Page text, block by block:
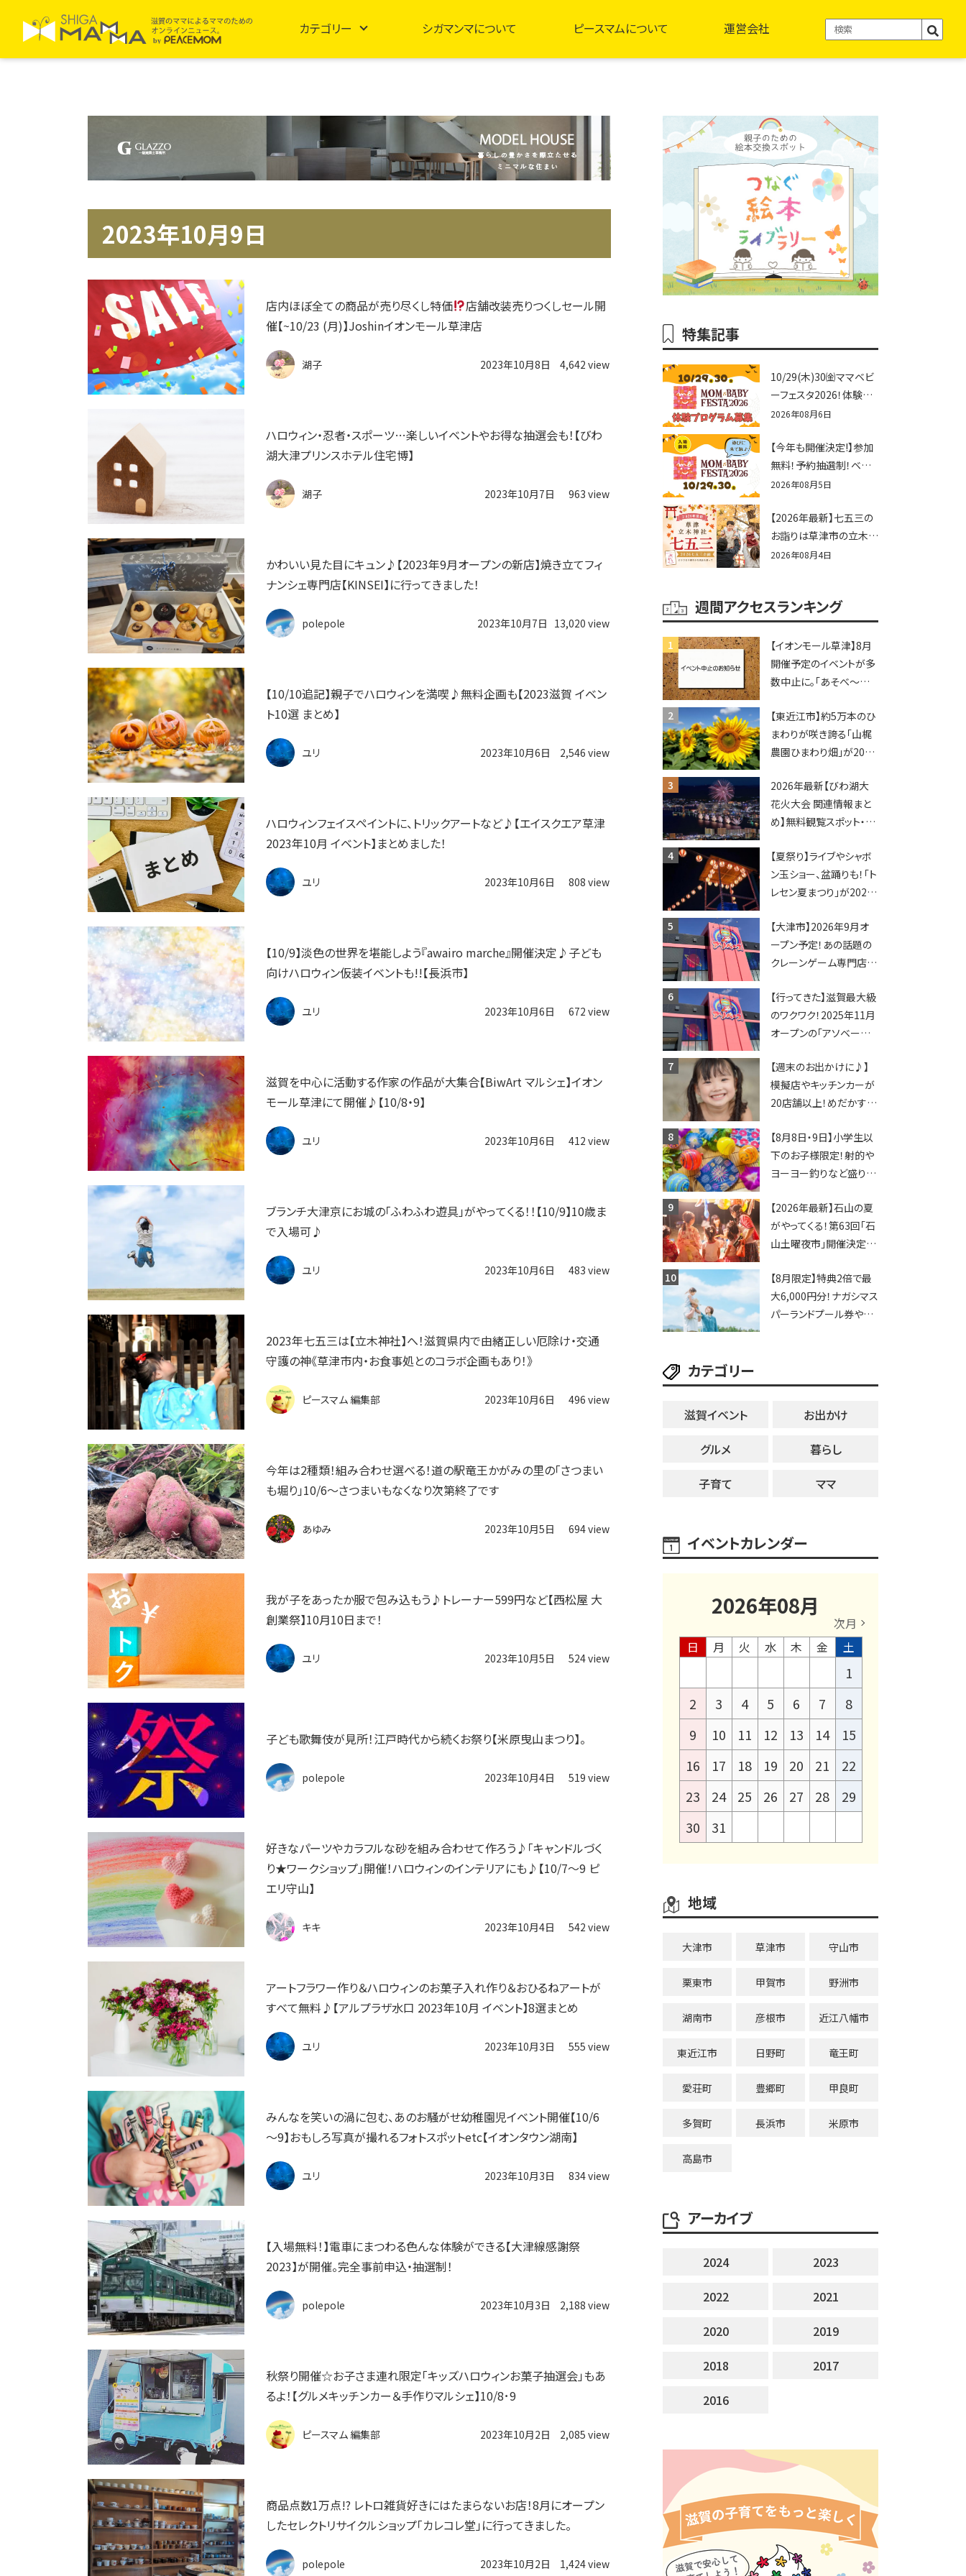
カテゴリー シガマンマについて ピースマムについて 運営会社
2023年10月9日
店内ほぼ全ての商品が売り尽くし特価
店舗改装売りつくしセール開
催【~10/23 (月)】Joshinイオンモール草津店
湖子 2023年10月8日 4,642 view
ハロウィン・忍者・スポーツ…楽しいイベントやお得な抽選会も！【びわ
湖大津プリンスホテル住宅博】
湖子 2023年10月7日 963 view
かわいい見た目にキュン♪【2023年9月オープンの新店】焼き立てフィ
ナンシェ専門店【KINSEI】に行ってきました！
polepole 2023年10月7日 13,020 view
【10/10追記】親子でハロウィンを満喫♪無料企画も【2023滋賀 イベン
ト10選 まとめ】
ユリ 2023年10月6日 2,546 view
ハロウィンフェイスペイントに、トリックアートなど♪【エイスクエア草津
2023年10月 イベント】まとめました！
ユリ 2023年10月6日 808 view
【10/9】淡色の世界を堪能しよう『awairo marche』開催決定♪子ども
向けハロウィン仮装イベントも!!【長浜市】
ユリ 2023年10月6日 672 view
滋賀を中心に活動する作家の作品が大集合【BiwArt マルシェ】イオン
モール草津にて開催♪【10/8・9】
ユリ 2023年10月6日 412 view
ブランチ大津京にお城の「ふわふわ遊具」がやってくる！！【10/9】10歳ま
で入場可♪
ユリ 2023年10月6日 483 view
2023年七五三は【立木神社】へ！滋賀県内で由緒正しい厄除け・交通
守護の神《草津市内・お食事処とのコラボ企画もあり！》
ピースマム 編集部 2023年10月6日 496 view
今年は2種類！組み合わせ選べる！道の駅竜王かがみの里の「さつまい
も堀り」10/6～さつまいもなくなり次第終了です
あゆみ 2023年10月5日 694 view
我が子をあったか服で包み込もう♪トレーナー599円など【西松屋 大
創業祭】10月10日まで！
ユリ 2023年10月5日 524 view
子ども歌舞伎が見所！江戸時代から続くお祭り【米原曳山まつり】。
polepole 2023年10月4日 519 view
好きなパーツやカラフルな砂を組み合わせて作ろう♪「キャンドルづく
り★ワークショップ」開催！ハロウィンのインテリアにも♪【10/7〜9 ピ
エリ守山】
キキ 2023年10月4日 542 view
アートフラワー作り＆ハロウィンのお菓子入れ作り＆おひるねアートが
すべて無料♪【アルプラザ水口 2023年10月 イベント】8選まとめ
ユリ 2023年10月3日 555 view
みんなを笑いの渦に包む、あのお騒がせ幼稚園児イベント開催【10/6
～9】おもしろ写真が撮れるフォトスポットetc【イオンタウン湖南】
ユリ 2023年10月3日 834 view
【入場無料！】電車にまつわる色んな体験ができる【大津線感謝祭
2023】が開催。完全事前申込・抽選制！
polepole 2023年10月3日 2,188 view
秋祭り開催☆お子さま連れ限定「キッズハロウィンお菓子抽選会」もあ
るよ！【グルメキッチンカー＆手作りマルシェ】10/8･9
ピースマム 編集部 2023年10月2日 2,085 view
商品点数1万点!? レトロ雑貨好きにはたまらないお店！8月にオープン
したセレクトリサイクルショップ「カレコレ堂」に行ってきました。
polepole 2023年10月2日 1,424 view
特集記事
10/29(木)30㈮ママベビ
ーフェスタ2026！体験プ
ログラム募集♪赤ちゃん
せんか？
2026年08月6日
【今年も開催決定!】参加
無料！予約抽選制！ベビ
ーファミリー必見☆入場
ママベビーフェスタ
2026！親子で楽しもう
♪inピエリ守山
2026年08月5日
【2026年最新】七五三の
お詣りは草津市の立木神
社へ♪七五三お祝い企
2026年08月4日
週間アクセスランキング
【イオンモール草津】8月
開催予定のイベントが多
数中止に。「あそべ〜る
ショーなど
【東近江市】約5万本のひ
まわりが咲き誇る「山梶
農園ひまわり畑」が2026
ポットやキッチンカーも
登場！何度も入園できる
フリーパスも販売★
2026年最新【びわ湖大
花火大会 関連情報まと
め】無料観覧スポット・同
ップ・交通規制に近隣施
設の駐車場情報なども
要チェック★
【夏祭り】ライブやシャボ
ン玉ショー、盆踊りも！「ト
レセン夏まつり」が2026
【大津市】2026年9月オ
ープン予定！あの話題の
クレーンゲーム専門店
ってくる！豊郷店に続く滋
賀2店舗目★
【行ってきた】滋賀最大級
のワクワク！2025年11月
オープンの「アソベース
レーンゲームで青果や日
用品までゲットできる新
スポット！
【週末のお出かけに♪】
模擬店やキッチンカーが
20店舗以上！めだかすく
ソングライターによるライ
ブなど。【和邇ふれあい夏
祭り】
【8月8日・9日】小学生以
下のお子様限定！射的や
ヨーヨー釣りなど盛りだ
ちびっこ縁日開催♪【モリ
ーブ】
【2026年最新】石山の夏
がやってくる！第63回「石
山土曜夜市」開催決定！
ージが勢揃い【7月18日・
25日・8月1日】大津市
【8月限定】特典2倍で最
大6,000円分！ナガシマス
パーランドプール券や人
カテゴリー
滋賀イベント
お出かけ
グルメ
暮らし
子育て
ママ
イベントカレンダー
2026年08月
次月
日
月 火 水 木 金 土
1
2
3 4 5 6 7
8
9
10 11 12 13 14
15
16
17 18 19 20 21
22
23
24 25 26 27 28
29
30
31
地域
大津市 草津市 守山市
栗東市 甲賀市 野洲市
湖南市 彦根市 近江八幡市
東近江市 日野町 竜王町
愛荘町 豊郷町 甲良町
多賀町 長浜市 米原市
高島市
アーカイブ
2024
2023
2022
2021
2020
2019
2018
2017
2016